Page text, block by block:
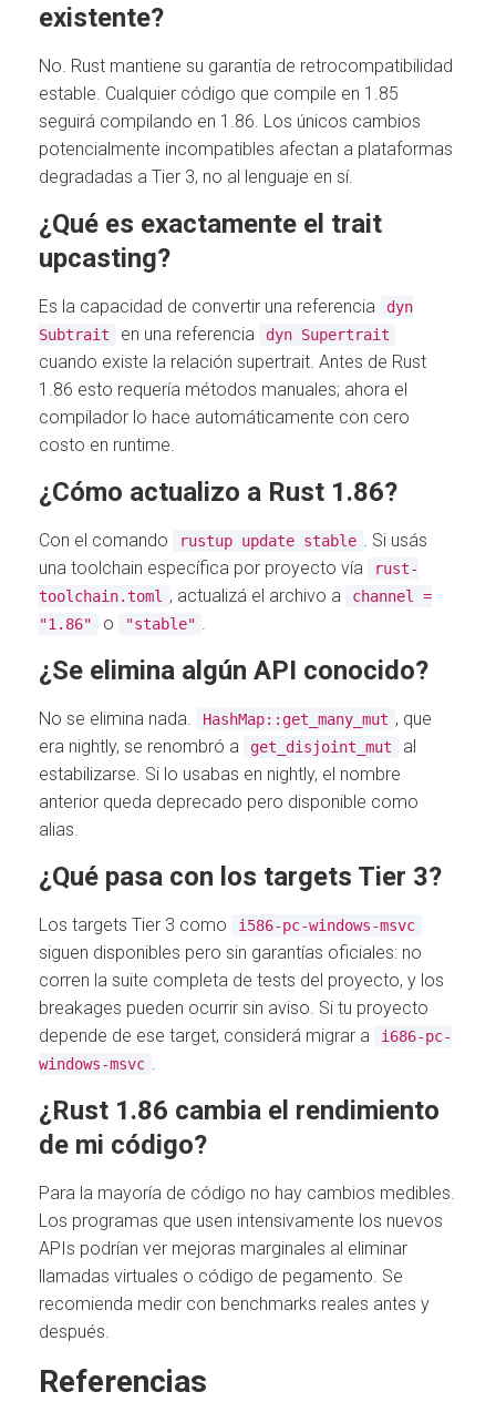
existente?
No. Rust mantiene su garantía de retrocompatibilidad
estable. Cualquier código que compile en 1.85
seguirá compilando en 1.86. Los únicos cambios
potencialmente incompatibles afectan a plataformas
degradadas a Tier 3, no al lenguaje en sí.
¿Qué es exactamente el trait
upcasting?
Es la capacidad de convertir una referencia
dyn
Subtrait
en una referencia dyn Supertrait
cuando existe la relación supertrait. Antes de Rust
1.86 esto requería métodos manuales; ahora el
compilador lo hace automáticamente con cero
costo en runtime.
¿Cómo actualizo a Rust 1.86?
Con el comando rustup update stable
. Si usás
una toolchain específica por proyecto vía
rust-
toolchain.toml
, actualizá el archivo a
channel =
"1.86"
o "stable"
¿Se elimina algún API conocido?
No se elimina nada. HashMap::get_many_mut , que
era nightly, se renombró a
get_disjoint_mut
al
estabilizarse. Si lo usabas en nightly, el nombre
anterior queda deprecado pero disponible como
alias.
¿Qué pasa con los targets Tier 3?
Los targets Tier 3 como i586-pc-windows-msvc
siguen disponibles pero sin garantías oficiales: no
corren la suite completa de tests del proyecto, y los
breakages pueden ocurrir sin aviso. Si tu proyecto
depende de ese target, considerá migrar a
i686-pc-
windows-msvc
¿Rust 1.86 cambia el rendimiento
de mi código?
Para la mayoría de código no hay cambios medibles.
Los programas que usen intensivamente los nuevos
APIs podrían ver mejoras marginales al eliminar
llamadas virtuales o código de pegamento. Se
recomienda medir con benchmarks reales antes y
después.
Referencias